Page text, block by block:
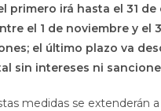
primero irá hasta el 31
el 1 de noviembre y el
el último plazo va
sin intereses ni
medidas se extenderán